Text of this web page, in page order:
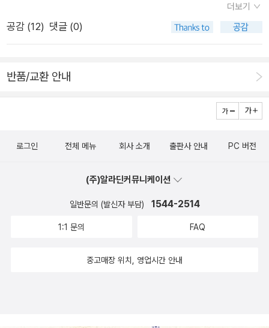
책이다. 어느 공간에서든 해야 할 일이 있고 하고 있는 일이 있다.
일이 없으면 아이가 있다. 그러나 또 그렇기 때문에 그 작고 소박
한 집이 따스하고 복닥복닥하는 하루가 보람차다. 어느새 아이는
니라면 무엇이 사랑이겠는가. 바다를 위해 식사를 준비하고 청소
를 하고 빨래를 하고, 외출을 하는 이 일상이 아이를 자라게 하는
사랑인 것이다. 이것이 누구나 이 책을 보았으면 하는 이유다. 바
을 이렇게 수고롭게 사랑했기 때문이라고. 눈을 떼지 못하고 당신
이 책을 보면서 부모의 은혜를 떠올릴 수도 있겠지만 그보다는 누
구나 틀림없이, 과거에 사랑을 받은 적이 있다는 사실을 많이 느
꼈으면 한다. 비록 기억이 나지 않을 시기이지만 그 사랑의 증거
아이가 아니더라도 다른 누군가에게 그대로 베풀 수 있기를 소망
론 꽃피고 날 좋은 봄날엔아가와 함께 산책도 즐기고틈틈이 자신
이 좋아하는 일도 하면서잠깐의 꿀맛 같은 시간을 보냅니다.그리
고 찾아오는 평온한 밤,종일 분주했던 고롱고롱하우스도 평온해
는 이 문구!바쁜 그 틈에서도 책도 읽고 음악도 듣고좋아하는 것
들을 틈틈이 하면서짬짬이 꿀맛같은 시간을 보냈던 그때의 내모
습을 책에서 봅니다.​이제는 한참이나 지난 일이지만바다와 고롱
아이들과의 그때를 추억하게 되네요.그때는 분명 육아에 지친 하
상을 하나하나 들여다보니그때의 시간들이 사랑스럽게 채워집니
다.내내 집안에만 머물다가 봄날 벚꽃 산책을 하는 그림에서는 어
째서인지 해방감이 들기도 합니다.ㅋㅋ어쩌면 내 이야기를 대신
의 고단함을 위로해주는 책인거 같아요.바다와 고롱고롱씨의 24
더보기
공감 (12) 댓글 (0)
반품/교환 안내
로그인 전체 메뉴 회사 소개 출판사 안내 PC 버전
(주)알라딘커뮤니케이션
일반문의 (발신자 부담) 1544-2514
1:1 문의 FAQ
중고매장 위치, 영업시간 안내